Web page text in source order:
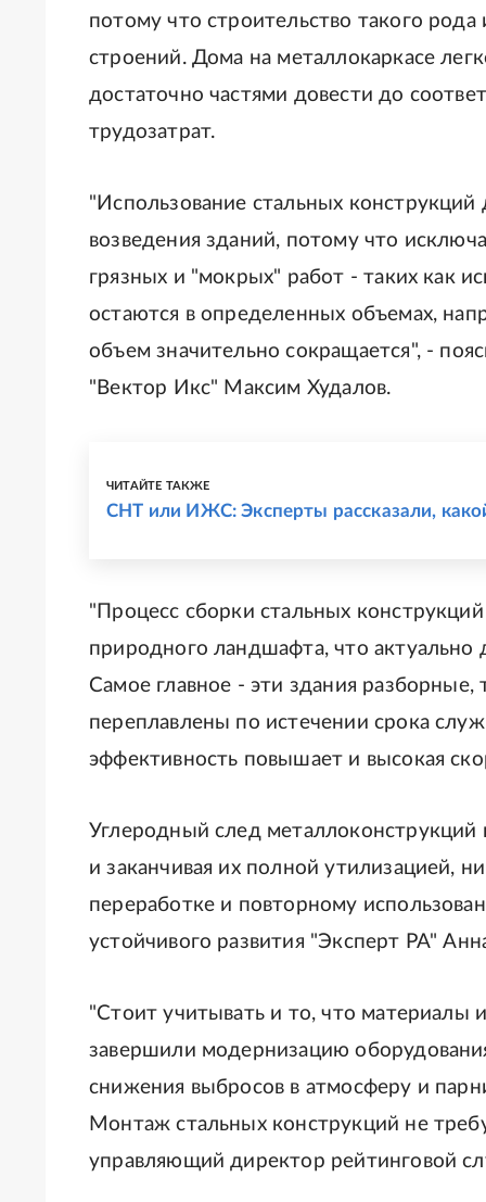
потому что строительство такого
строений. Дома на металлокаркасе
достаточно частями довести до
трудозатрат.
"Использование стальных
возведения зданий, потому что
грязных и "мокрых" работ - таких как
остаются в определенных объемах,
объем значительно сокращается", -
"Вектор Икс" Максим Худалов.
ЧИТАЙТЕ ТАКЖЕ
СНТ или ИЖС: Эксперты рассказали,
"Процесс сборки стальных
природного ландшафта, что актуально
Самое главное - эти здания
переплавлены по истечении срока
эффективность повышает и высокая
Углеродный след
и заканчивая их полной утилизацией,
переработке и повторному
устойчивого развития "Эксперт РА"
"Стоит учитывать и то, что материалы
завершили модернизацию
снижения выбросов в атмосферу и
Монтаж стальных конструкций не
управляющий директор рейтинговой